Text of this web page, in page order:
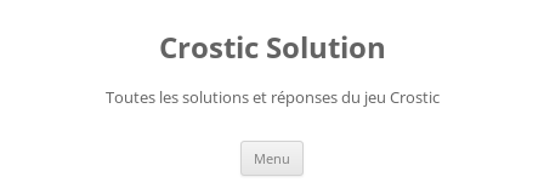
Crostic Solution
Toutes les solutions et réponses du jeu Crostic
Menu